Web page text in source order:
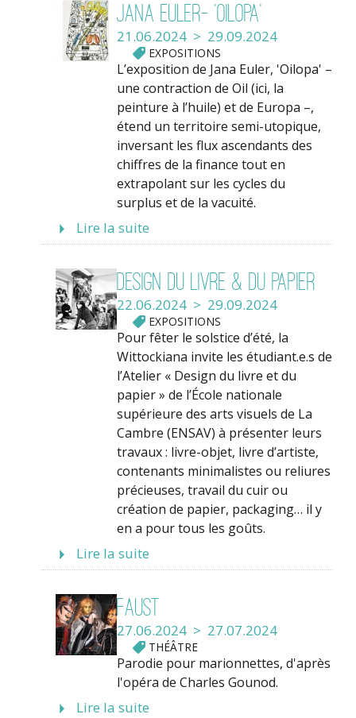
Jana Euler- ’Oilopa’
21.06.2024 > 29.09.2024
EXPOSITIONS
L’exposition de Jana Euler, 'Oilopa' –
une contraction de Oil (ici, la
peinture à l’huile) et de Europa –,
étend un territoire semi-utopique,
inversant les flux ascendants des
chiffres de la finance tout en
extrapolant sur les cycles du
surplus et de la vacuité.
Lire la suite
Design du livre & du papier
22.06.2024 > 29.09.2024
EXPOSITIONS
Pour fêter le solstice d’été, la
Wittockiana invite les étudiant.e.s de
l’Atelier « Design du livre et du
papier » de l’École nationale
supérieure des arts visuels de La
Cambre (ENSAV) à présenter leurs
travaux : livre-objet, livre d’artiste,
contenants minimalistes ou reliures
précieuses, travail du cuir ou
création de papier, packaging… il y
en a pour tous les goûts.
Lire la suite
Faust
27.06.2024 > 27.07.2024
THÉÂTRE
Parodie pour marionnettes, d'après
l'opéra de Charles Gounod.
Lire la suite